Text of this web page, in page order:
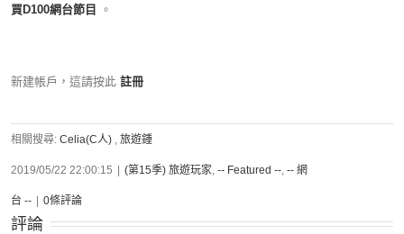
買D100網台節目
。
新建帳戶，這請按此 註冊
相關搜尋: Celia(C人) , 旅遊鍾
2019/05/22 22:00:15 (第15季) 旅遊玩家, -- Featured --, -- 網
台 -- 0條評論
評論